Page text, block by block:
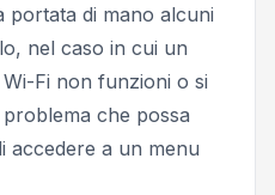
portata di mano alcuni
nel caso in cui un
Fi non funzioni o si
che possa
accedere a un menu